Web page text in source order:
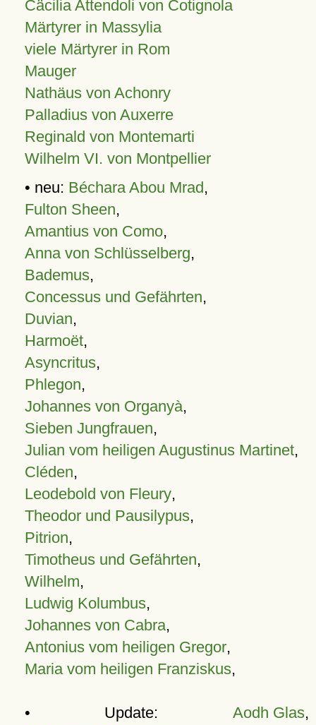
Cäcilia Attendoli von Cotignola
Märtyrer in Massylia
viele Märtyrer in Rom
Mauger
Nathäus von Achonry
Palladius von Auxerre
Reginald von Montemarti
Wilhelm VI. von Montpellier
• neu: Béchara Abou Mrad,
Fulton Sheen,
Amantius von Como,
Anna von Schlüsselberg,
Bademus,
Concessus und Gefährten,
Duvian,
Harmoët,
Asyncritus,
Phlegon,
Johannes von Organyà,
Sieben Jungfrauen,
Julian vom heiligen Augustinus Martinet,
Cléden,
Leodebold von Fleury,
Theodor und Pausilypus,
Pitrion,
Timotheus und Gefährten,
Wilhelm,
Ludwig Kolumbus,
Johannes von Cabra,
Antonius vom heiligen Gregor,
Maria vom heiligen Franziskus,
• Update: Aodh Glas,